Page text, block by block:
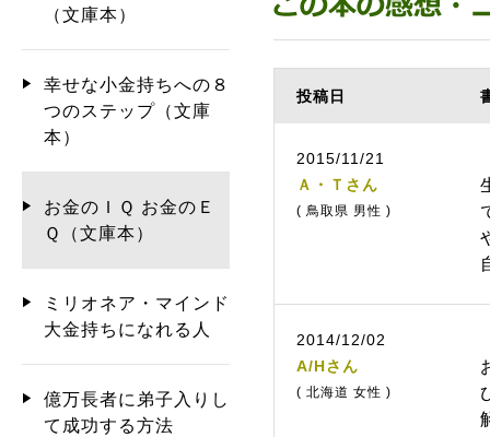
投稿日
2015/11/21
Ａ・Ｔさん
( 鳥取県 男性 )
2014/12/02
A/Hさん
( 北海道 女性 )
（文庫本）
幸せな小金持ちへの８
つのステップ（文庫
本）
お金のＩＱ お金のＥ
Ｑ（文庫本）
ミリオネア・マインド
大金持ちになれる人
億万長者に弟子入りし
て成功する方法